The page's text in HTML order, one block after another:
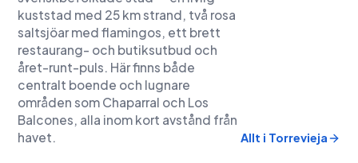
kuststad med 25 km strand, två rosa
saltsjöar med flamingos, ett brett
restaurang- och butiksutbud och
året-runt-puls. Här finns både
centralt boende och lugnare
områden som Chaparral och Los
Balcones, alla inom kort avstånd från
havet.
Allt i Torrevieja